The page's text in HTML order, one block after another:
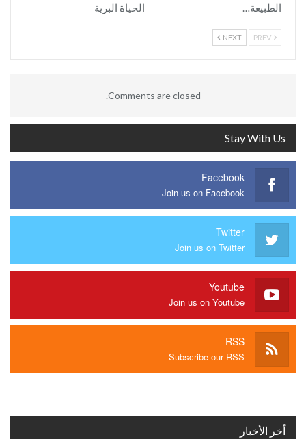
الطبيعة…
الحياة البرية
NEXT
Comments are closed.
Stay With Us
Facebook
Join us on Facebook
Twitter
Join us on Twitter
Youtube
Join us on Youtube
RSS
Subscribe our RSS
أخر الأخبار